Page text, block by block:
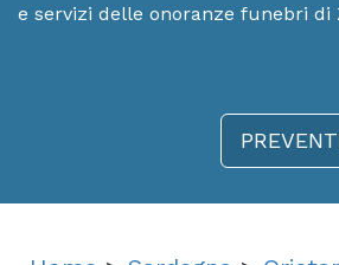
e servizi delle onoranze funebri di